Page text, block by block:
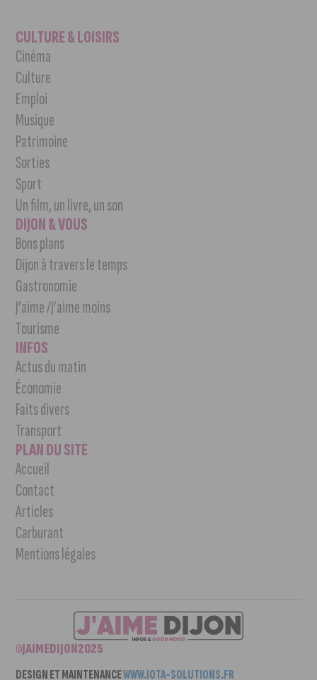
CULTURE & LOISIRS
Cinéma
Culture
Emploi
Musique
Patrimoine
Sorties
Sport
Un film, un livre, un son
DIJON & VOUS
Bons plans
Dijon à travers le temps
Gastronomie
J’aime /J’aime moins
Tourisme
INFOS
Actus du matin
Économie
Faits divers
Transport
PLAN DU SITE
Accueil
Contact
Articles
Carburant
Mentions légales
©JAIMEDIJON2025
DESIGN ET MAINTENANCEWWW.IOTA-SOLUTIONS.FR